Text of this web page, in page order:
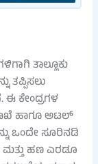
ತಾಲ್ಲೂಕು
ತಪ್ಪಿಸಲು
ಈ ಕೇಂದ್ರಗಳ
ಹಾಗೂ ಅಟಲ್
ಒಂದೇ ಸೂರಿನಡಿ
ಹಣ ಎರಡೂ